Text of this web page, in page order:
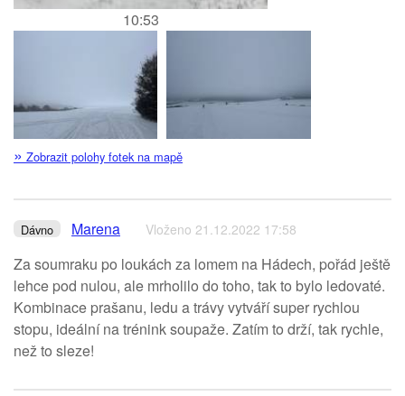
10:53
» Zobrazit polohy fotek na mapě
Dávno Marena Vloženo 21.12.2022 17:58
Za soumraku po loukách za lomem na Hádech, pořád ještě
lehce pod nulou, ale mrholilo do toho, tak to bylo ledovaté.
Kombinace prašanu, ledu a trávy vytváří super rychlou
stopu, ideální na trénink soupaže. Zatím to drží, tak rychle,
než to sleze!